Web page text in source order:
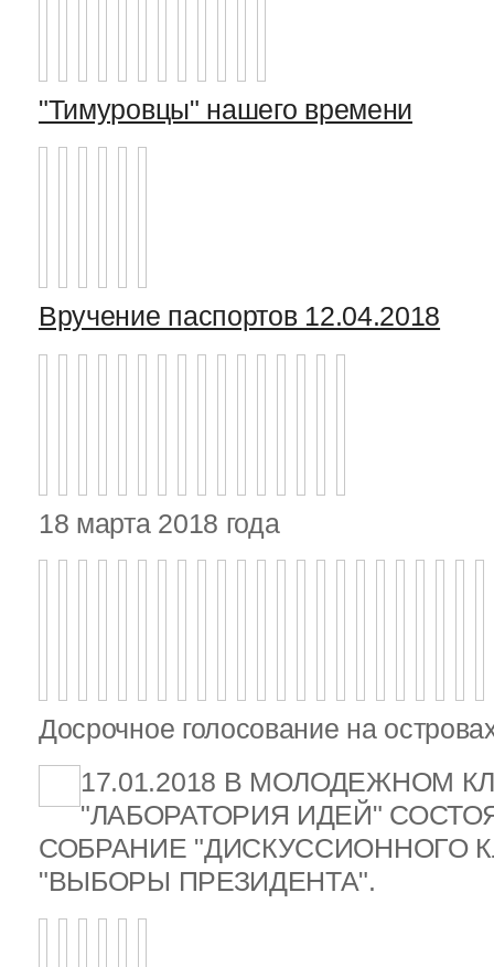
"Тимуровцы" нашего времени
Вручение паспортов 12.04.2018
18 марта 2018 года
Досрочное голосование на
17.01.2018 В МОЛОДЕЖНОМ
"ЛАБОРАТОРИЯ ИДЕЙ"
СОБРАНИЕ "ДИСКУССИОННОГО
"ВЫБОРЫ ПРЕЗИДЕНТА".